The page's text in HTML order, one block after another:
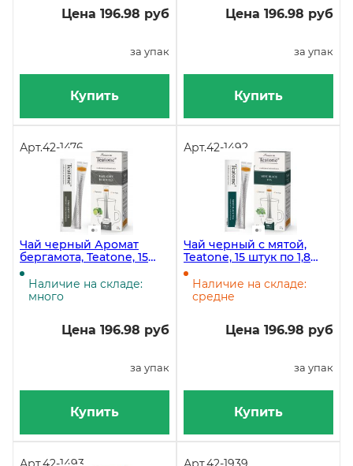
Цена 196.98 руб
за упак
Купить
Цена 196.98 руб
за упак
Купить
Арт.42-1476
Чай черный Аромат
бергамота, Teatone, 15
штук по 1,8 грамм
Наличие на складе:
много
Цена 196.98 руб
за упак
Купить
Арт.42-1492
Чай черный с мятой,
Teatone, 15 штук по 1,8
грамм
Наличие на складе:
средне
Цена 196.98 руб
за упак
Купить